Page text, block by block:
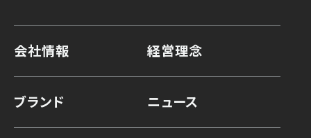
会社情報 経営理念
ブランド ニュース